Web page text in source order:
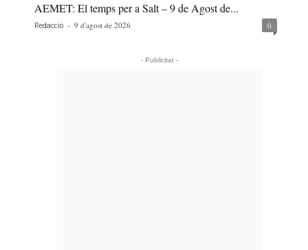
AEMET: El temps per a Salt – 9 de Agost de...
Redacció - 9 d'agost de 2026 0
- Publicitat -